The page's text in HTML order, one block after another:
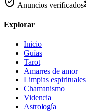
Anuncios verificados
Explorar
Inicio
Guías
Tarot
Amarres de amor
Limpias espirituales
Chamanismo
Videncia
Astrología